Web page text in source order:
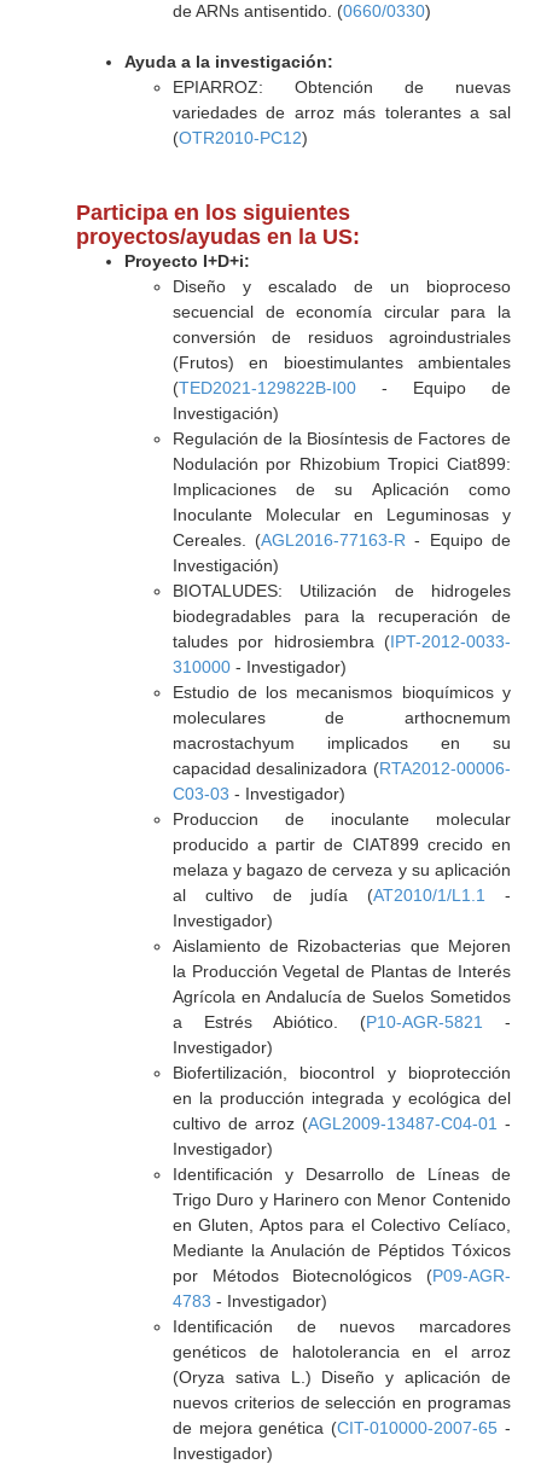
de ARNs antisentido. (0660/0330)
Ayuda a la investigación:
EPIARROZ: Obtención de nuevas
variedades de arroz más tolerantes a sal
(OTR2010-PC12)
Participa en los siguientes
proyectos/ayudas en la US:
Proyecto I+D+i:
Diseño y escalado de un bioproceso
secuencial de economía circular para la
conversión de residuos agroindustriales
(Frutos) en bioestimulantes ambientales
(TED2021-129822B-I00- Equipo de
Investigación)
Regulación de la Biosíntesis de Factores de
Nodulación por Rhizobium Tropici Ciat899:
Implicaciones de su Aplicación como
Inoculante Molecular en Leguminosas y
Cereales. (AGL2016-77163-R - Equipo de
Investigación)
BIOTALUDES: Utilización de hidrogeles
biodegradables para la recuperación de
taludes por hidrosiembra (IPT-2012-0033-
310000- Investigador)
Estudio de los mecanismos bioquímicos y
moleculares de arthocnemum
macrostachyum implicados en su
capacidad desalinizadora (RTA2012-00006-
C03-03 - Investigador)
Produccion de inoculante molecular
producido a partir de CIAT899 crecido en
melaza y bagazo de cerveza y su aplicación
al cultivo de judía (AT2010/1/L1.1
-
Investigador)
Aislamiento de Rizobacterias que Mejoren
la Producción Vegetal de Plantas de Interés
Agrícola en Andalucía de Suelos Sometidos
a Estrés Abiótico. (P10-AGR-5821
-
Investigador)
Biofertilización, biocontrol y bioprotección
en la producción integrada y ecológica del
cultivo de arroz (AGL2009-13487-C04-01 -
Investigador)
Identificación y Desarrollo de Líneas de
Trigo Duro y Harinero con Menor Contenido
en Gluten, Aptos para el Colectivo Celíaco,
Mediante la Anulación de Péptidos Tóxicos
por Métodos Biotecnológicos (P09-AGR-
4783 - Investigador)
Identificación de nuevos marcadores
genéticos de halotolerancia en el arroz
(Oryza sativa L.) Diseño y aplicación de
nuevos criterios de selección en programas
de mejora genética (CIT-010000-2007-65 -
Investigador)